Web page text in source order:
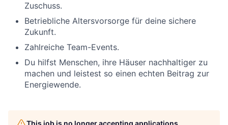
Zuschuss.
Betriebliche Altersvorsorge für deine sichere
Zukunft.
Zahlreiche Team-Events.
Du hilfst Menschen, ihre Häuser nachhaltiger zu
machen und leistest so einen echten Beitrag zur
Energiewende.
This job is no longer accepting applications